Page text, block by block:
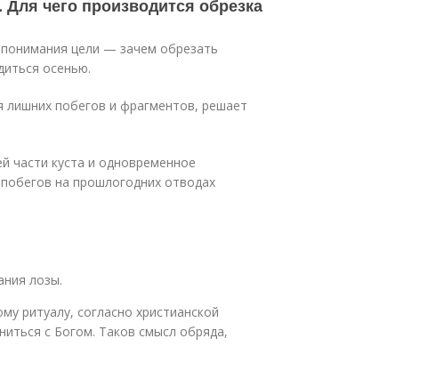
чего производится обрезка
цели — зачем обрезать
осенью.
лишних побегов и фрагментов, решает
части куста и одновременное
на прошлогодних отводах
лозы.
ритуалу, согласно христианской
с Богом. Таков смысл обряда,